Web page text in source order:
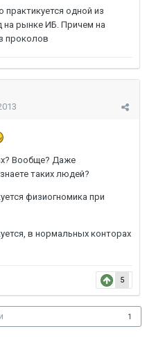
практикуется одной из
на рынке ИБ. Причем на
проколов
Вообще? Даже
таких людей?
физиогномика при
в нормальных конторах
5
1